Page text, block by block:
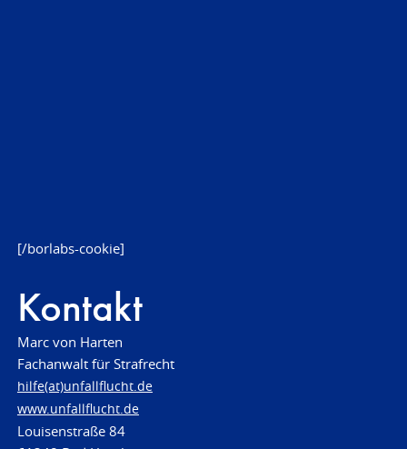
[/borlabs-cookie]
Kontakt
Marc von Harten
Fachanwalt für Strafrecht
hilfe(at)unfallflucht.de
www.unfallflucht.de
Louisenstraße 84